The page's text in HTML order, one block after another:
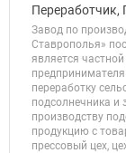
Переработчик,
Завод по
Ставрополья»
является
переработку
подсолнечника
производству
продукцию с
прессовый цех,